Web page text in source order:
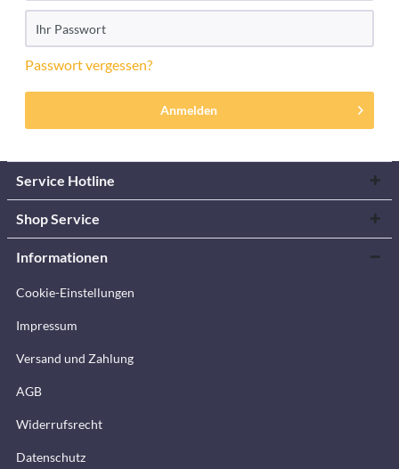
Passwort vergessen?
Anmelden
Service Hotline
Shop Service
Informationen
Cookie-Einstellungen
Impressum
Versand und Zahlung
AGB
Widerrufsrecht
Datenschutz